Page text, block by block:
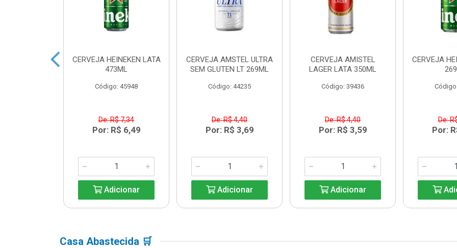
CERVEJA HEINEKEN LATA
473ML
Código: 45948
De: R$ 7,34
Por: R$ 6,49
Adicionar
CERVEJA AMSTEL ULTRA
SEM GLUTEN LT 269ML
Código: 44235
De: R$ 4,40
Por: R$ 3,69
Adicionar
CERVEJA AMISTEL
LAGER LATA 350ML
Código: 39436
De: R$ 4,40
Por: R$ 3,59
Adicionar
CERVEJA
De:
Por:
Casa Abastecida 🛒